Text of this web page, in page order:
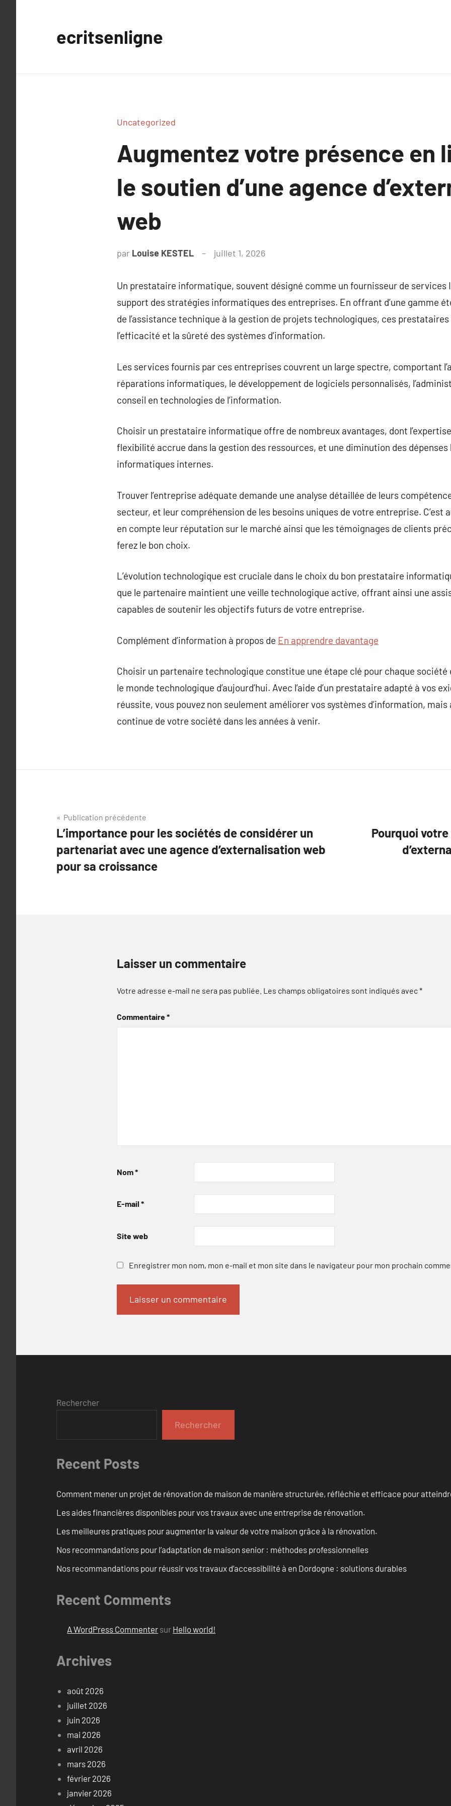
ecritsenligne
Uncategorized
Augmentez votre présence en
le soutien d’une agence
web
par Louise KESTEL juillet 1, 2026
Un prestataire informatique, souvent désigné comme un fournisseur de services
support des stratégies informatiques des entreprises. En offrant d’une gamme
de l’assistance technique à la gestion de projets technologiques, ces
l’efficacité et la sûreté des systèmes d’information.
Les services fournis par ces entreprises couvrent un large spectre, comportant
réparations informatiques, le développement de logiciels personnalisés,
conseil en technologies de l’information.
Choisir un prestataire informatique offre de nombreux avantages, dont
flexibilité accrue dans la gestion des ressources, et une diminution des dépenses
informatiques internes.
Trouver l’entreprise adéquate demande une analyse détaillée de leurs
secteur, et leur compréhension de les besoins uniques de votre entreprise. C’est
en compte leur réputation sur le marché ainsi que les témoignages de clients
ferez le bon choix.
L’évolution technologique est cruciale dans le choix du bon prestataire
que le partenaire maintient une veille technologique active, offrant ainsi une
capables de soutenir les objectifs futurs de votre entreprise.
Complément d’information à propos de En apprendre davantage
Choisir un partenaire technologique constitue une étape clé pour chaque société
le monde technologique d’aujourd’hui. Avec l’aide d’un prestataire adapté à vos
réussite, vous pouvez non seulement améliorer vos systèmes d’information, mais
continue de votre société dans les années à venir.
Navigation
de
l’article
Publication précédente
L’importance pour les sociétés de considérer un
partenariat avec une agence d’externalisation web
pour sa croissance
Pourquoi
Laisser un commentaire
Votre adresse e-mail ne sera pas publiée. Les champs obligatoires sont indiqués avec*
Commentaire*
Nom*
E-mail *
Site web
Enregistrer mon nom, mon e-mail et mon site dans le navigateur pour mon prochain
Rechercher
Rechercher
Recent Posts
Comment mener un projet de rénovation de maison de manière structurée, réfléchie et efficace pour
Les aides financières disponibles pour vos travaux avec une entreprise de rénovation.
Les meilleures pratiques pour augmenter la valeur de votre maison grâce à la rénovation.
Nos recommandations pour l’adaptation de maison senior : méthodes professionnelles
Nos recommandations pour réussir vos travaux d’accessibilité à en Dordogne : solutions durables
Recent Comments
A WordPress Commenter sur Hello world!
Archives
août 2026
juillet 2026
juin 2026
mai 2026
avril 2026
mars 2026
février 2026
janvier 2026